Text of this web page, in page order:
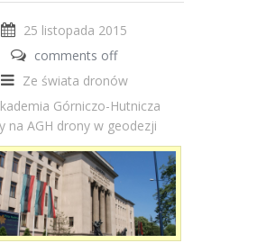
25 listopada 2015
comments off
Ze świata dronów
Górniczo-Hutnicza
na AGH drony w geodezji